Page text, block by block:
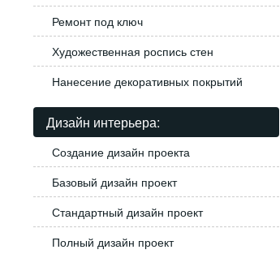
Ремонт под ключ
Художественная роспись стен
Нанесение декоративных покрытий
Дизайн интерьера:
Создание дизайн проекта
Базовый дизайн проект
Стандартный дизайн проект
Полный дизайн проект